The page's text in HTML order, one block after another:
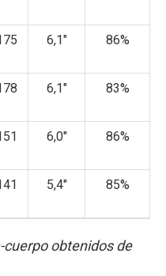
6,1″ 86%
6,1″ 83%
6,0″ 86%
5,4″ 85%
obtenidos de